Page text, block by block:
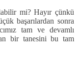
mi? Hayır çünkü
başarılardan sonra
tam ve devamlı
bir tanesini bu tam